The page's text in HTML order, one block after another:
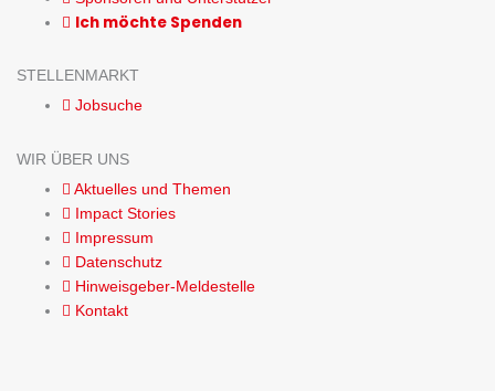
Ich möchte Spenden
STELLENMARKT
Jobsuche
WIR ÜBER UNS
Aktuelles und Themen
Impact Stories
Impressum
Datenschutz
Hinweisgeber-Meldestelle
Kontakt